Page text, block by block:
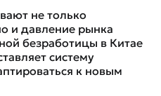
не только
и давление рынка
безработицы в Китае
систему
к новым